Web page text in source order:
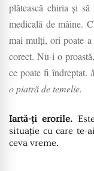
plătească chiria și să
medicală de mâine.
mai mulți, ori poate
corect. Nu-i o
ce poate fi îndreptat.
o piatră de temelie.
Iartă-ți erorile.
situație cu care te-
ceva vreme.